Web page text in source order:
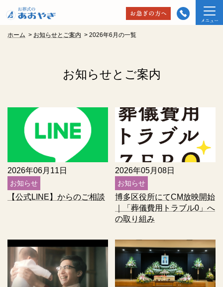
ホーム > お知らせとご案内 > 2026年6月の一覧
お知らせとご案内
2026年06月11日
お知らせ
【公式LINE】からのご相談
2026年05月08日
お知らせ
博多区役所にてCM放映開始
｜「葬儀費用トラブル0」へ
の取り組み